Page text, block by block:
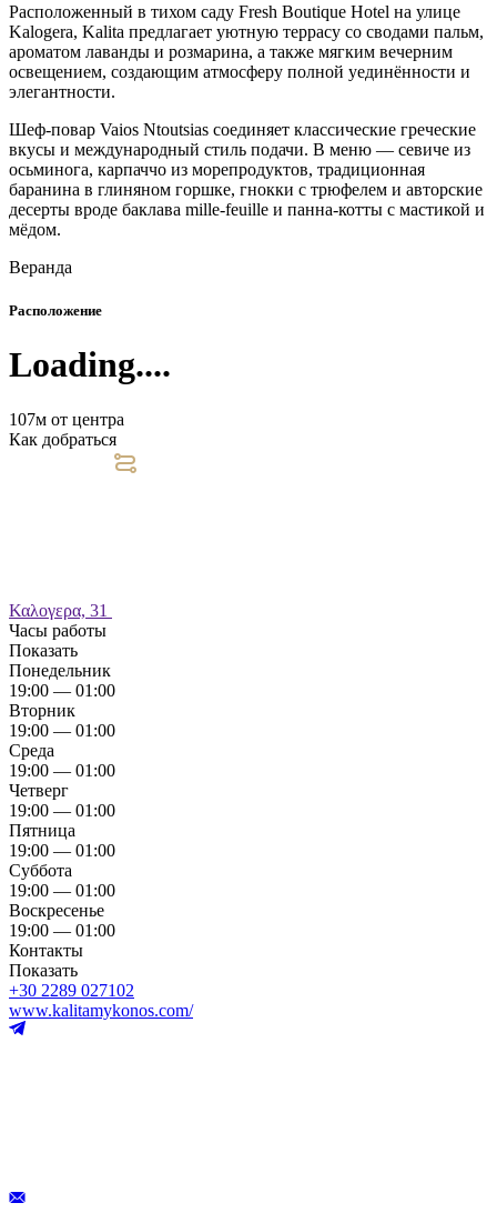
Расположенный в тихом саду Fresh Boutique Hotel на улице
Kalogera, Kalita предлагает уютную террасу со сводами пальм,
ароматом лаванды и розмарина, а также мягким вечерним
освещением, создающим атмосферу полной уединённости и
элегантности.
Шеф‑повар Vaios Ntoutsias соединяет классические греческие
вкусы и международный стиль подачи. В меню — севиче из
осьминога, карпаччо из морепродуктов, традиционная
баранина в глиняном горшке, гнокки с трюфелем и авторские
десерты вроде баклава mille-feuille и панна-котты с мастикой и
мёдом.
Веранда
Расположение
Loading....
107м от центра
Как добраться
Καλογερα, 31
Часы работы
Показать
Понедельник
19:00 — 01:00
Вторник
19:00 — 01:00
Среда
19:00 — 01:00
Четверг
19:00 — 01:00
Пятница
19:00 — 01:00
Суббота
19:00 — 01:00
Воскресенье
19:00 — 01:00
Контакты
Показать
+30 2289 027102
www.kalitamykonos.com/